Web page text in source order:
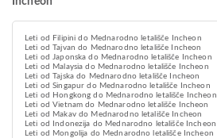
Leti od Filipini do Mednarodno letališče Incheon
Leti od Tajvan do Mednarodno letališče Incheon
Leti od Japonska do Mednarodno letališče Incheon
Leti od Malaysia do Mednarodno letališče Incheon
Leti od Tajska do Mednarodno letališče Incheon
Leti od Singapur do Mednarodno letališče Incheon
Leti od Hongkong do Mednarodno letališče Incheon
Leti od Vietnam do Mednarodno letališče Incheon
Leti od Makav do Mednarodno letališče Incheon
Leti od Indonezija do Mednarodno letališče Incheon
Leti od Mongolija do Mednarodno letališče Incheon